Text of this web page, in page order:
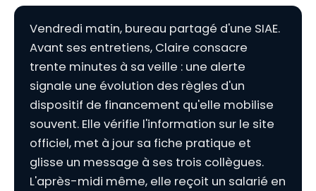
Vendredi matin, bureau partagé d'une SIAE.
Avant ses entretiens, Claire consacre
trente minutes à sa veille : une alerte
signale une évolution des règles d'un
dispositif de financement qu'elle mobilise
souvent. Elle vérifie l'information sur le site
officiel, met à jour sa fiche pratique et
glisse un message à ses trois collègues.
L'après-midi même, elle reçoit un salarié en